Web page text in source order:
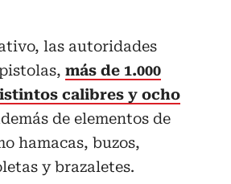
las autoridades
más de 1.000
calibres y ocho
de elementos de
hamacas, buzos,
y brazaletes.